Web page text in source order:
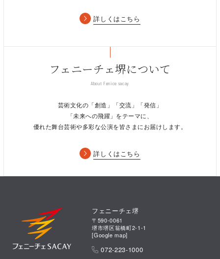
詳しくはこちら
フェニーチェ堺について
About Fenice sacay
芸術文化の「創造」「交流」「発信」
「未来への飛躍」をテーマに、
優れた舞台芸術や多彩な公演を皆さまにお届けします。
詳しくはこちら
フェニーチェ堺
〒590-0061
堺市堺区翁橋町2-1-1
[Google map]
072-223-1000